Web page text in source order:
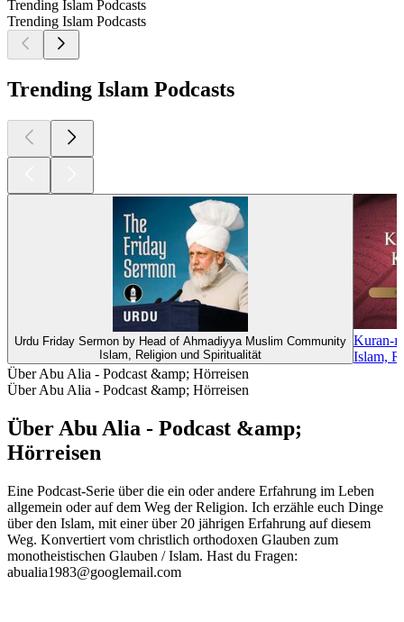
Trending Islam Podcasts
Trending Islam Podcasts
Trending Islam Podcasts
Urdu Friday Sermon by Head of Ahmadiyya Muslim Community
Islam, Religion und Spiritualität
Kuran-ı
Islam,
Über Abu Alia - Podcast &amp; Hörreisen
Über Abu Alia - Podcast &amp; Hörreisen
Über Abu Alia - Podcast &amp;
Hörreisen
Eine Podcast-Serie über die ein oder andere Erfahrung im Leben
allgemein oder auf dem Weg der Religion. Ich erzähle euch Dinge
über den Islam, mit einer über 20 jährigen Erfahrung auf diesem
Weg. Konvertiert vom christlich orthodoxen Glauben zum
monotheistischen Glauben / Islam. Hast du Fragen:
abualia1983@googlemail.com